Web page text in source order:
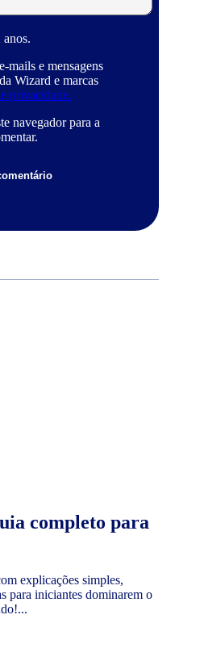
mails e mensagens
Wizard e marcas
privacidade.
navegador para a
completo para
explicações simples,
para iniciantes dominarem o